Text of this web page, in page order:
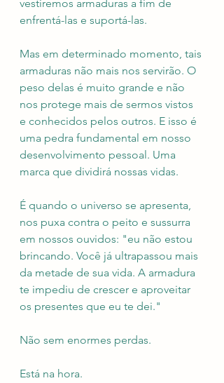
vestiremos armaduras a fim de
enfrentá-las e suportá-las.
Mas em determinado momento, tais
armaduras não mais nos servirão. O
peso delas é muito grande e não
nos protege mais de sermos vistos
e conhecidos pelos outros. E isso é
uma pedra fundamental em nosso
desenvolvimento pessoal. Uma
marca que dividirá nossas vidas.
É quando o universo se apresenta,
nos puxa contra o peito e sussurra
em nossos ouvidos: "eu não estou
brincando. Você já ultrapassou mais
da metade de sua vida. A armadura
te impediu de crescer e aproveitar
os presentes que eu te dei."
Não sem enormes perdas.
Está na hora.